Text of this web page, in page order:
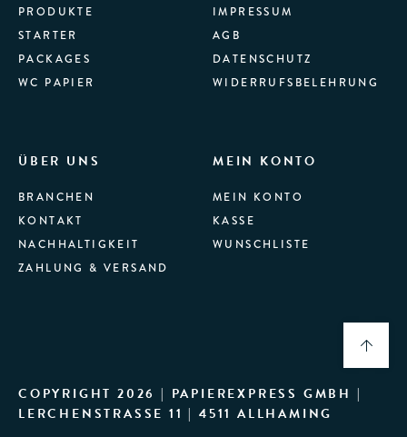
PRODUKTE
STARTER
PACKAGES
WC PAPIER
IMPRESSUM
AGB
DATENSCHUTZ
WIDERRUFSBELEHRUNG
ÜBER UNS
BRANCHEN
KONTAKT
NACHHALTIGKEIT
ZAHLUNG & VERSAND
MEIN KONTO
MEIN KONTO
KASSE
WUNSCHLISTE
COPYRIGHT 2026 | PAPIEREXPRESS GMBH |
LERCHENSTRASSE 11 | 4511 ALLHAMING